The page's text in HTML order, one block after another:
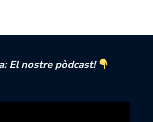
El nostre pòdcast!